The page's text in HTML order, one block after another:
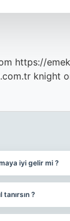
https://
knight
iyi gelir mi ?
?